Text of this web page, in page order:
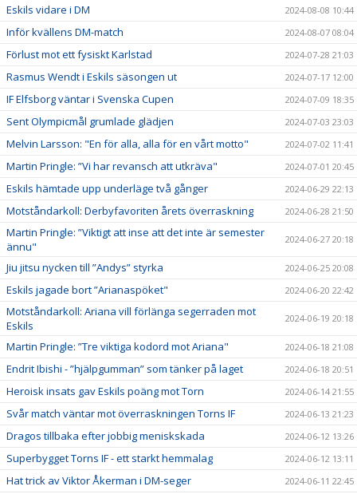
Eskils vidare i DM 2024-08-08 10:44
Inför kvällens DM-match 2024-08-07 08:04
Förlust mot ett fysiskt Karlstad 2024-07-28 21:03
Rasmus Wendt i Eskils säsongen ut 2024-07-17 12:00
IF Elfsborg väntar i Svenska Cupen 2024-07-09 18:35
Sent Olympicmål grumlade glädjen 2024-07-03 23:03
Melvin Larsson: "En för alla, alla för en vårt motto" 2024-07-02 11:41
Martin Pringle: ”Vi har revansch att utkräva" 2024-07-01 20:45
Eskils hämtade upp underläge två gånger 2024-06-29 22:13
Motståndarkoll: Derbyfavoriten årets överraskning 2024-06-28 21:50
Martin Pringle: ”Viktigt att inse att det inte är semester
ännu"
2024-06-27 20:18
Jiu jitsu nycken till ”Andys” styrka 2024-06-25 20:08
Eskils jagade bort ”Arianaspöket" 2024-06-20 22:42
Motståndarkoll: Ariana vill förlänga segerraden mot
Eskils
2024-06-19 20:18
Martin Pringle: ”Tre viktiga kodord mot Ariana" 2024-06-18 21:08
Endrit Ibishi - ”hjälpgumman” som tänker på laget 2024-06-18 20:51
Heroisk insats gav Eskils poäng mot Torn 2024-06-14 21:55
Svår match väntar mot överraskningen Torns IF 2024-06-13 21:23
Dragos tillbaka efter jobbig meniskskada 2024-06-12 13:26
Superbygget Torns IF - ett starkt hemmalag 2024-06-12 13:11
Hat trick av Viktor Åkerman i DM-seger 2024-06-11 22:45